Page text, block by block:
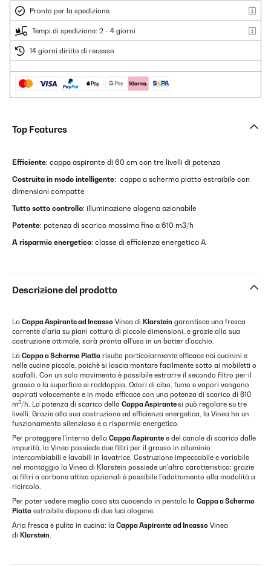
Pronto per la spedizione
Tempi di spedizione: 2 - 4 giorni
14 giorni diritto di recesso
Top Features
Efficiente: cappa aspirante di 60 cm con tre livelli di potenza
Costruita in modo intelligente: cappa a schermo piatto estraibile con
dimensioni compatte
Tutto sotto controllo: illuminazione alogena azionabile
Potente: potenza di scarico massima fino a 610 m3/h
A risparmio energetico: classe di efficienza energetica A
Descrizione del prodotto
La Cappa Aspirante ad Incasso Vinea di Klarstein garantisce una fresca
corrente d'aria su piani cottura di piccole dimensioni, e grazie alla sua
costruzione ottimale, sarà pronta all'uso in un batter d'occhio.
La Cappa a Schermo Piatto risulta particolarmente efficace nei cucinini e
nelle cucine piccole, poichè si lascia montare facilmente sotto ai mobiletti o
scafalli. Con un solo movimento è possibile estrarre il secondo filtro per il
grasso e la superficie si raddoppia. Odori di cibo, fumo e vapori vengono
aspirati velocemente e in modo efficace con una potenza di scarico di 610
m3/h. La potenza di scarico della Cappa Aspirantesi può regolare su tre
livelli. Grazie alla sua costruzione ad efficienza energetica, la Vinea ha un
funzionamento silenzioso e a risparmio energetico.
Per proteggere l'interno della Cappa Aspirante e del canale di scarico dalle
impurità, la Vinea possiede due filtri per il grasso in alluminio
intercambiabili e lavabili in lavatrice. Costruzione impeccabile e variabile
nel montaggio la Vinea di Klarstein possiede un'altra caratteristica: grazie
ai filtri a carbone attivo opzionali è possibile l'adattamento alla modalità a
ricircolo.
Per poter vedere meglio cosa sta cuocendo in pentola la Cappa a Schermo
Piatto estraibile dispone di due luci alogene.
Aria fresca e pulita in cucina: la Cappa Aspirante ad Incasso Vinea
di Klarstein.